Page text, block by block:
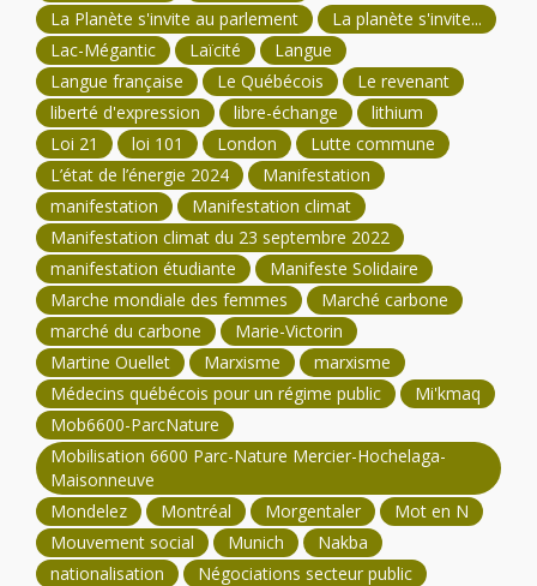
La Planète s'invite au parlement
La planète s'invite...
Lac-Mégantic
Laïcité
Langue
Langue française
Le Québécois
Le revenant
liberté d'expression
libre-échange
lithium
Loi 21
loi 101 London
Lutte commune
L’état de l’énergie 2024
Manifestation
manifestation
Manifestation climat
Manifestation climat du 23 septembre 2022
manifestation étudiante
Manifeste Solidaire
Marche mondiale des femmes
Marché carbone
marché du carbone
Marie-Victorin
Martine Ouellet
Marxisme
marxisme
Médecins québécois pour un régime public
Mi'kmaq
Mob6600-ParcNature
Mobilisation 6600 Parc-Nature Mercier-Hochelaga-
Maisonneuve
Mondelez
Montréal Morgentaler
Mot en N
Mouvement social
Munich
Nakba
nationalisation
Négociations secteur public